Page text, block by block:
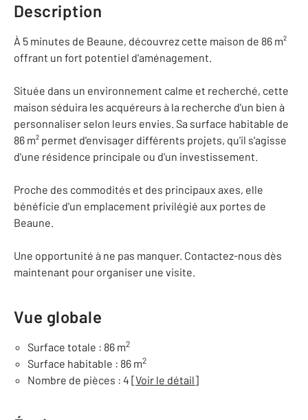
Description
À 5 minutes de Beaune, découvrez cette maison de 86 m²
offrant un fort potentiel d'aménagement.
Située dans un environnement calme et recherché, cette
maison séduira les acquéreurs à la recherche d'un bien à
personnaliser selon leurs envies. Sa surface habitable de
86 m² permet d'envisager différents projets, qu'il s'agisse
d'une résidence principale ou d'un investissement.
Proche des commodités et des principaux axes, elle
bénéficie d'un emplacement privilégié aux portes de
Beaune.
Une opportunité à ne pas manquer. Contactez-nous dès
maintenant pour organiser une visite.
Vue globale
Surface totale : 86 m2
Surface habitable : 86 m2
Nombre de pièces : 4 [Voir le détail]